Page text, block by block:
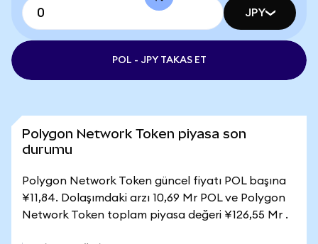
JPY
POL - JPY TAKAS ET
Polygon Network Token piyasa son
durumu
Polygon Network Token güncel fiyatı POL başına
¥11,84. Dolaşımdaki arzı 10,69 Mr POL ve Polygon
Network Token toplam piyasa değeri ¥126,55 Mr .